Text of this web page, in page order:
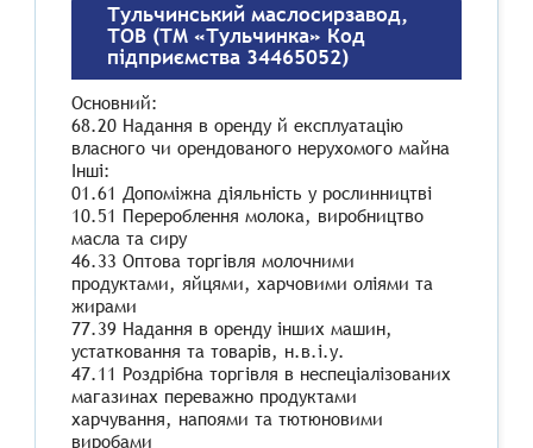
Тульчинський маслосирзавод,
ТОВ (ТМ «Тульчинка» Код
підприємства 34465052)
Основний:
68.20 Надання в оренду й експлуатацію
власного чи орендованого нерухомого майна
Інші:
01.61 Допоміжна діяльність у рослинництві
10.51 Перероблення молока, виробництво
масла та сиру
46.33 Оптова торгівля молочними
продуктами, яйцями, харчовими оліями та
жирами
77.39 Надання в оренду інших машин,
устатковання та товарів, н.в.і.у.
47.11 Роздрібна торгівля в неспеціалізованих
магазинах переважно продуктами
харчування, напоями та тютюновими
виробами